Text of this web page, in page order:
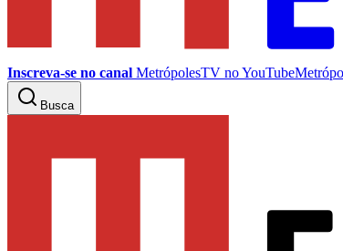
Inscreva-se no canal MetrópolesTV noYouTube
Busca